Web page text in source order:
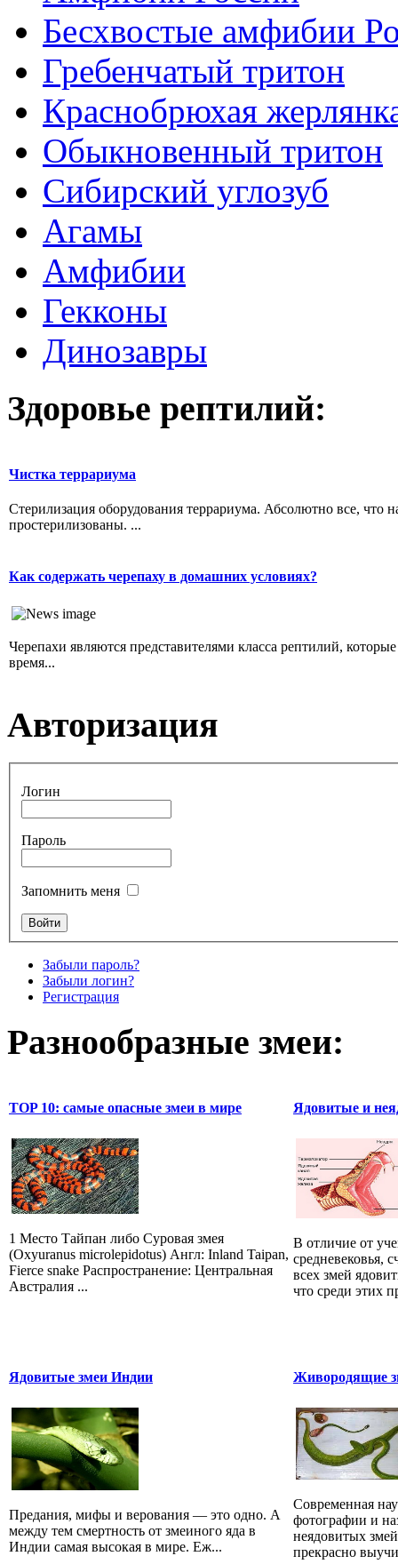
Бесхвостые амфибии
Гребенчатый тритон
Краснобрюхая
Обыкновенный тритон
Сибирский углозуб
Агамы
Амфибии
Гекконы
Динозавры
Здоровье рептилий:
Чистка террариума
Стерилизация оборудования террариума. Абсолютно все, что
простерилизованы. ...
Как содержать черепаху в домашних условиях?
Черепахи являются представителями класса рептилий,
время...
Авторизация
Логин
Пароль
Запомнить меня
Забыли пароль?
Забыли логин?
Регистрация
Разнообразные змеи:
TOP 10: самые опасные змеи в мире
1 Место Тайпан либо Суровая змея
(Oxyuranus microlepidotus) Англ: Inland Taipan,
Fierce snake Распространение: Центральная
Австралия ...
Ядовитые и
В отличие от
средневековья,
всех змей
что среди этих
Ядовитые змеи Индии
Предания, мифы и верования — это одно. А
между тем смертность от змеиного яда в
Индии самая высокая в мире. Еж...
Живородящие
Современная
фотографии и
неядовитых
прекрасно